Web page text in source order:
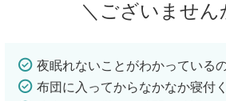
＼ございません
夜眠れないことがわかっている
布団に入ってからなかなか寝付